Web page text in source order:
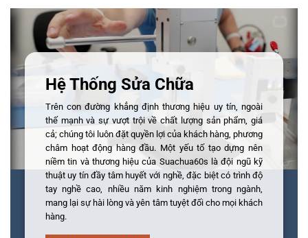
Hệ Thống Sửa Chữa
Trên con đường khẳng định thương hiệu uy tín, ngoài
thế mạnh và sự vượt trội về chất lượng sản phẩm, giá
cả; chúng tôi luôn đặt quyền lợi của khách hàng, phương
châm hoạt động hàng đầu. Một yếu tố tạo dựng nên
niềm tin và thương hiệu của Suachua60s là đội ngũ kỹ
thuật uy tín đầy tâm huyết với nghề, đặc biệt có trình độ
tay nghề cao, nhiều năm kinh nghiệm trong ngành,
mang lại sự hài lòng và yên tâm tuyệt đối cho mọi khách
hàng.